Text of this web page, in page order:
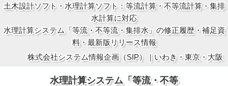
土木設計ソフト・水理計算ソフト：等流計算・不等流計算・集排
水計算に対応
水理計算システム「等流・不等流・集排水」の修正履歴・補足資
料・最新版リリース情報
株式会社システム情報企画（SIP）｜いわき・東京・大阪
水理計算システム「等流・不等